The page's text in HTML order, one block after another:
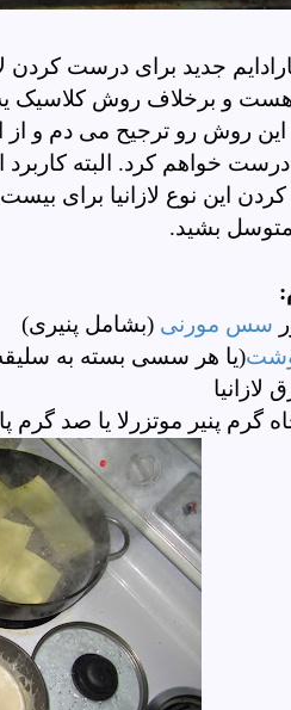
پارادایم جدید برای درست
و برخلاف روش کلاسیک یه
این روش رو ترجیح می دم و از
درست خواهم کرد. البته
کردن این نوع لازانیا برای
متوسل بشید.
سس مورنی (بشامل پنیری)
(یا هر سسی بسته به
گرم پنیر موتزرلا یا صد گرم